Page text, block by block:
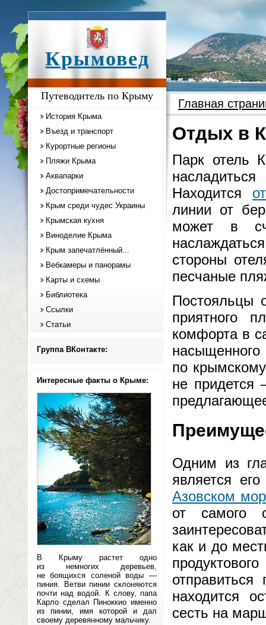
Крымовед
Путеводитель по Крыму
История Крыма
Въезд и транспорт
Курортные регионы
Пляжи Крыма
Аквапарки
Достопримечательности
Крым среди чудес Украины
Крымская кухня
Виноделие Крыма
Крым запечатлённый...
Вебкамеры и панорамы
Карты и схемы
Библиотека
Ссылки
Статьи
Группа ВКонтакте:
Интересные факты о Крыме:
В Крыму растет одно
из немногих деревьев,
не боящихся соленой воды —
пиния. Ветви пинии склоняются
почти над водой. К слову, папа
Карло сделал Пиноккио именно
из пинии, имя которой и дал
своему деревянному мальчику.
Главная
Отдых в
Парк отель
Находится
линии от
может в
стороны
песчаные
Постояльцы
приятного
комфорта в
насыщенного
по
не придется
Одним из
является
Азовском
от самого
как и до
находится
сесть на